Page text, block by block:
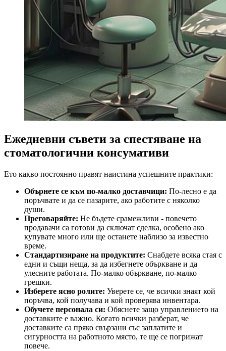
Ежедневни съвети за спестяване на
стоматологични консумативи
Ето какво постоянно правят наистина успешните практики:
Обърнете се към по-малко доставчици: По-лесно е да
поръчвате и да се пазарите, ако работите с няколко
души.
Преговаряйте: Не бъдете срамежливи - повечето
продавачи са готови да сключат сделка, особено ако
купувате много или ще останете наблизо за известно
време.
Стандартизиране на продуктите: Снабдете всяка стая с
едни и същи неща, за да избегнете объркване и да
улесните работата. По-малко объркване, по-малко
грешки.
Изберете ясно ролите: Уверете се, че всички знаят кой
поръчва, кой получава и кой проверява инвентара.
Обучете персонала си: Обяснете защо управлението на
доставките е важно. Когато всички разберат, че
доставките са пряко свързани със заплатите и
сигурността на работното място, те ще се погрижат
повече.